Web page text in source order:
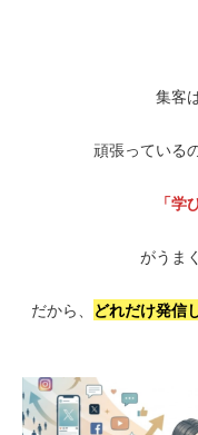
集客
頑張っている
「学
がうま
だから、 どれだけ発信